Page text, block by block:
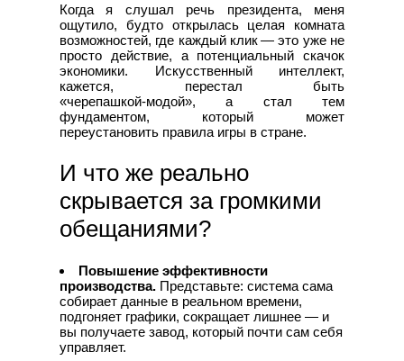
Когда я слушал речь президента, меня
ощутило, будто открылась целая комната
возможностей, где каждый клик — это уже не
просто действие, а потенциальный скачок
экономики. Искусственный интеллект,
кажется, перестал быть
«черепашкой‑модой», а стал тем
фундаментом, который может
переустановить правила игры в стране.
И что же реально
скрывается за громкими
обещаниями?
Повышение эффективности
производства.Представьте: система сама
собирает данные в реальном времени,
подгоняет графики, сокращает лишнее — и
вы получаете завод, который почти сам себя
управляет.